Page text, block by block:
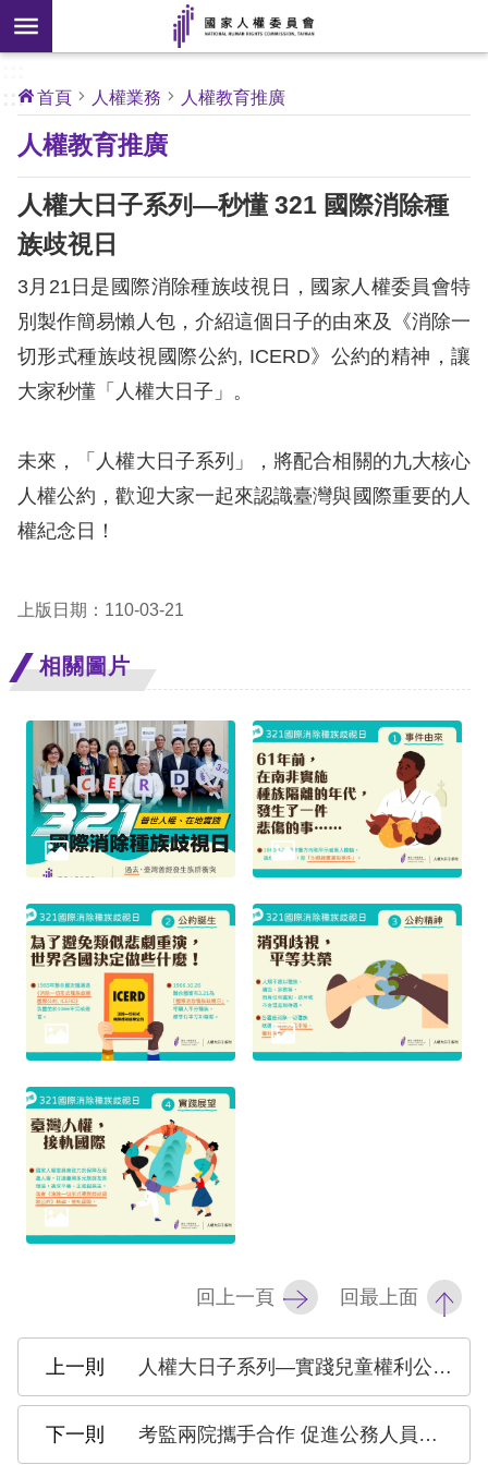
前往主要內容區塊
搜
尋
開
新
]
核
心
人
權
公
約
關
於
本
會
最
消
息
業
核
心
人
權
公
約
陳
情
申
訴
人
資
料
無
障
捷
鍵
請
:::
首頁 人權業務 人權教育推廣
人權教育推廣
人權大日子系列—秒懂 321 國際消除種
族歧視日
3月21日是國際消除種族歧視日，國家人權委員會特
別製作簡易懶人包，介紹這個日子的由來及《消除一
切形式種族歧視國際公約, ICERD》公約的精神，讓
大家秒懂「人權大日子」。
未來，「人權大日子系列」，將配合相關的九大核心
人權公約，歡迎大家一起來認識臺灣與國際重要的人
權紀念日！
上版日期：110-03-21
相關圖片
回上一頁 回最上面
人權大日子系列—實踐兒童權利公約 照顧每一個孩子
考監兩院攜手合作 促進公務人員人權教育